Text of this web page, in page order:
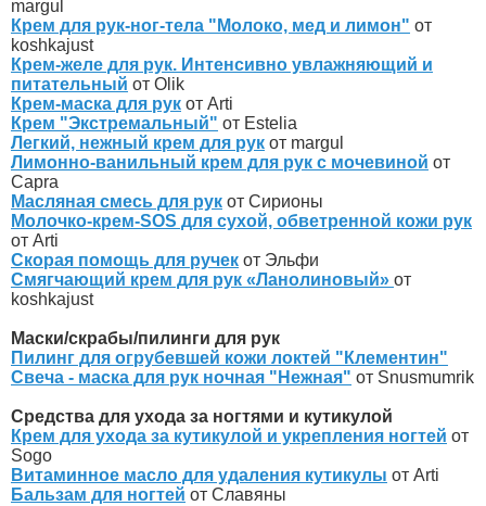
margul
Крем для рук-ног-тела "Молоко, мед и лимон" от
koshkajust
Крем-желе для рук. Интенсивно увлажняющий и
питательный от Olik
Крем-маска для рук от Arti
Крем "Экстремальный" от Estelia
Легкий, нежный крем для рук от margul
Лимонно-ванильный крем для рук с мочевиной от
Capra
Масляная смесь для рук от Сирионы
Молочко-крем-SOS для сухой, обветренной кожи рук
от Arti
Скорая помощь для ручек от Эльфи
Смягчающий крем для рук «Ланолиновый» от
koshkajust
Маски/скрабы/пилинги для рук
Пилинг для огрубевшей кожи локтей "Клементин"
Свеча - маска для рук ночная "Нежная" от Snusmumrik
Средства для ухода за ногтями и кутикулой
Крем для ухода за кутикулой и укрепления ногтей от
Sogo
Витаминное масло для удаления кутикулы от Arti
Бальзам для ногтей от Славяны